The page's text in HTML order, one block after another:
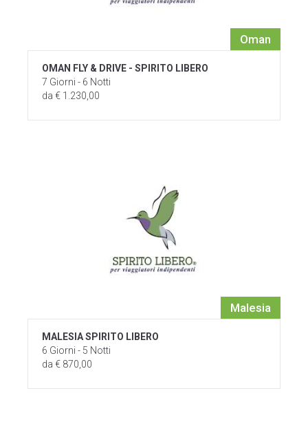
Oman
OMAN FLY & DRIVE - SPIRITO LIBERO
7 Giorni - 6 Notti
da € 1.230,00
Malesia
MALESIA SPIRITO LIBERO
6 Giorni - 5 Notti
da € 870,00